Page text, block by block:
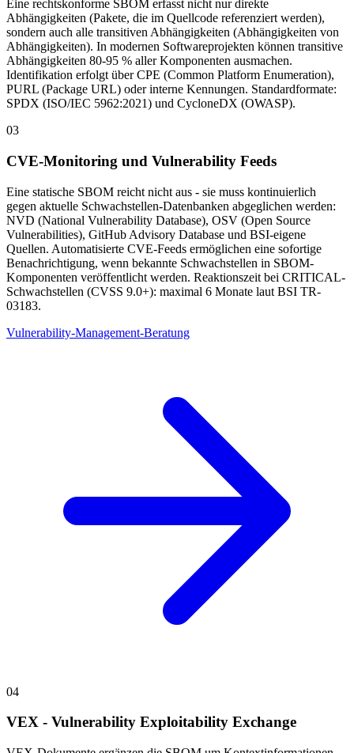
Eine rechtskonforme SBOM erfasst nicht nur direkte
Abhängigkeiten (Pakete, die im Quellcode referenziert werden),
sondern auch alle transitiven Abhängigkeiten (Abhängigkeiten von
Abhängigkeiten). In modernen Softwareprojekten können transitive
Abhängigkeiten 80-95 % aller Komponenten ausmachen.
Identifikation erfolgt über CPE (Common Platform Enumeration),
PURL (Package URL) oder interne Kennungen. Standardformate:
SPDX (ISO/IEC 5962:2021) und CycloneDX (OWASP).
03
CVE-Monitoring und Vulnerability Feeds
Eine statische SBOM reicht nicht aus - sie muss kontinuierlich
gegen aktuelle Schwachstellen-Datenbanken abgeglichen werden:
NVD (National Vulnerability Database), OSV (Open Source
Vulnerabilities), GitHub Advisory Database und BSI-eigene
Quellen. Automatisierte CVE-Feeds ermöglichen eine sofortige
Benachrichtigung, wenn bekannte Schwachstellen in SBOM-
Komponenten veröffentlicht werden. Reaktionszeit bei CRITICAL-
Schwachstellen (CVSS 9.0+): maximal 6 Monate laut BSI TR-
03183.
Vulnerability-Management-Beratung
04
VEX - Vulnerability Exploitability Exchange